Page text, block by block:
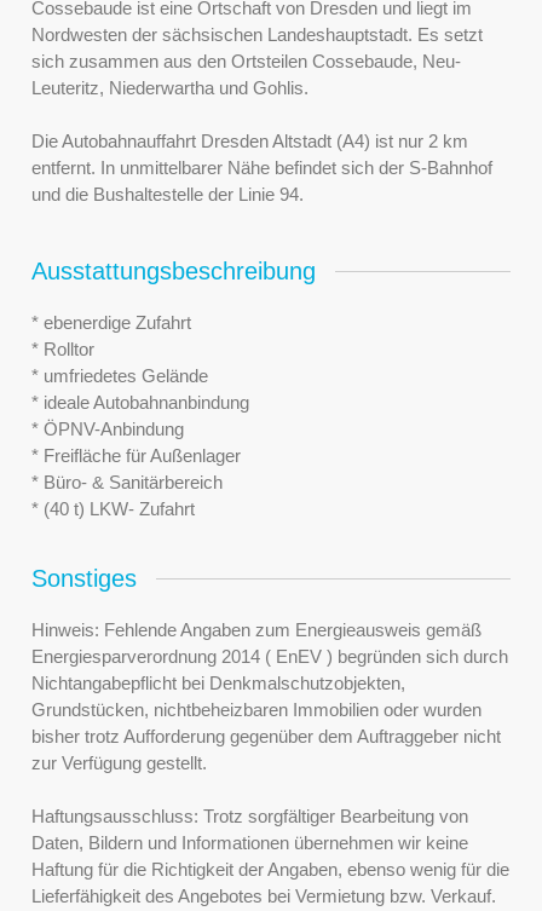
Cossebaude ist eine Ortschaft von Dresden und liegt im
Nordwesten der sächsischen Landeshauptstadt. Es setzt
sich zusammen aus den Ortsteilen Cossebaude, Neu-
Leuteritz, Niederwartha und Gohlis.
Die Autobahnauffahrt Dresden Altstadt (A4) ist nur 2 km
entfernt. In unmittelbarer Nähe befindet sich der S-Bahnhof
und die Bushaltestelle der Linie 94.
Ausstattungsbeschreibung
* ebenerdige Zufahrt
* Rolltor
* umfriedetes Gelände
* ideale Autobahnanbindung
* ÖPNV-Anbindung
* Freifläche für Außenlager
* Büro- & Sanitärbereich
* (40 t) LKW- Zufahrt
Sonstiges
Hinweis: Fehlende Angaben zum Energieausweis gemäß
Energiesparverordnung 2014 ( EnEV ) begründen sich durch
Nichtangabepflicht bei Denkmalschutzobjekten,
Grundstücken, nichtbeheizbaren Immobilien oder wurden
bisher trotz Aufforderung gegenüber dem Auftraggeber nicht
zur Verfügung gestellt.
Haftungsausschluss: Trotz sorgfältiger Bearbeitung von
Daten, Bildern und Informationen übernehmen wir keine
Haftung für die Richtigkeit der Angaben, ebenso wenig für die
Lieferfähigkeit des Angebotes bei Vermietung bzw. Verkauf.